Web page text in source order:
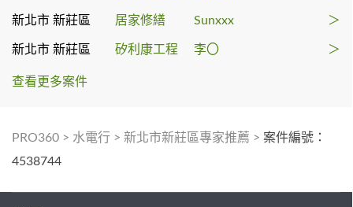
新北市 新莊區 居家修繕 Sunxxx ＞
新北市 新莊區 矽利康工程 李〇 ＞
查看更多案件
PRO360 > 水電行 > 新北市新莊區專家推薦 > 案件編號：
4538744